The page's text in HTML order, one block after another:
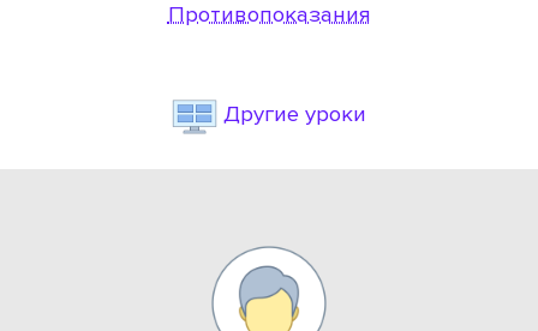
Противопоказания
Другие уроки